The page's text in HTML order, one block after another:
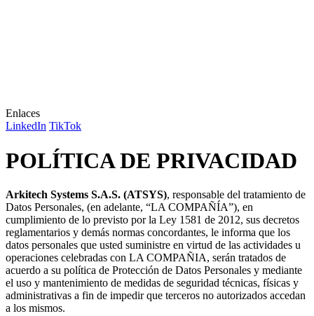
LinkedIn TikTok
POLÍTICA DE PRIVACIDAD
Arkitech Systems S.A.S. (ATSYS), responsable del tratamiento de
Datos Personales, (en adelante, “LA COMPAÑÍA”), en
cumplimiento de lo previsto por la Ley 1581 de 2012, sus decretos
reglamentarios y demás normas concordantes, le informa que los
datos personales que usted suministre en virtud de las actividades u
operaciones celebradas con LA COMPAÑIA, serán tratados de
acuerdo a su política de Protección de Datos Personales y mediante
el uso y mantenimiento de medidas de seguridad técnicas, físicas y